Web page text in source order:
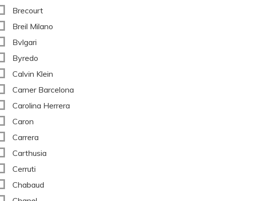
Brecourt
Breil Milano
Bvlgari
Byredo
Calvin Klein
Carner Barcelona
Carolina Herrera
Caron
Carrera
Carthusia
Cerruti
Chabaud